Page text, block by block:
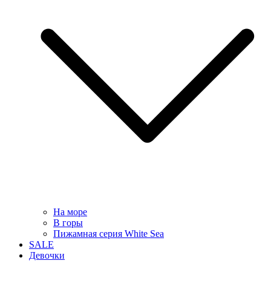
На море
В горы
Пижамная серия White Sea
SALE
Девочки